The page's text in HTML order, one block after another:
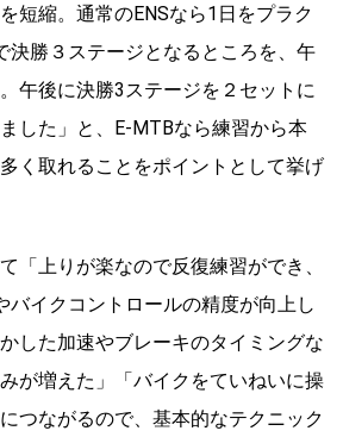
短縮。通常のENSなら1日をプラク
決勝３ステージとなるところを、午
午後に決勝3ステージを２セットに
した」と、E-MTBなら練習から本
く取れることをポイントとして挙げ
「上りが楽なので反復練習ができ、
バイクコントロールの精度が向上し
した加速やブレーキのタイミングな
が増えた」「バイクをていねいに操
つながるので、基本的なテクニック